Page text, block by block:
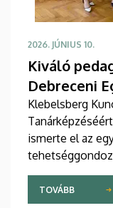
2026. JÚNIUS 10.
Kiváló
Debreceni
Klebelsberg
ismerte el az
terén magas
TOVÁBB